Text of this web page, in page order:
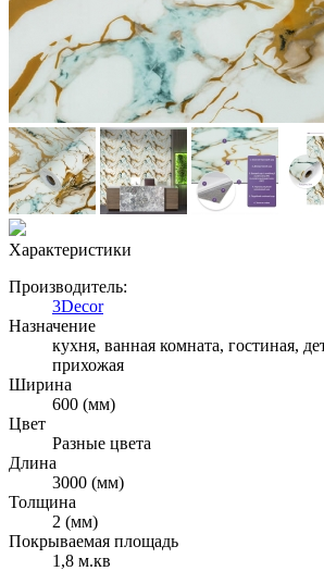
Характеристики
Производитель:
3Decor
Назначение
кухня, ванная комната, гостиная,
прихожая
Ширина
600 (мм)
Цвет
Разные цвета
Длина
3000 (мм)
Толщина
2 (мм)
Покрываемая площадь
1,8 м.кв